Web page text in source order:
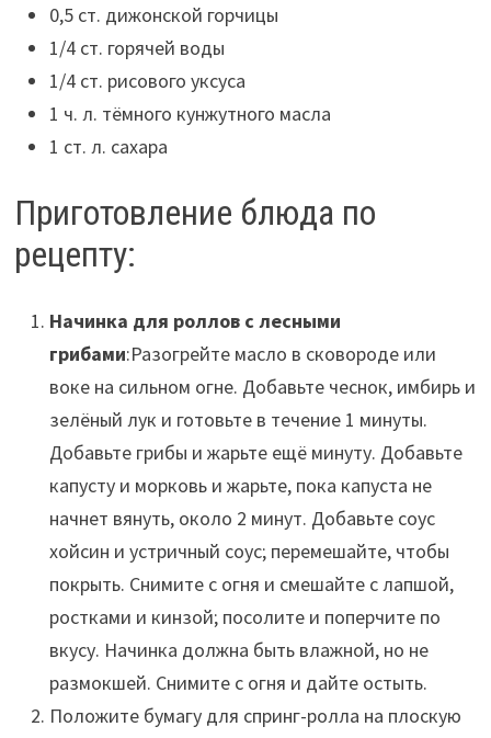
0,5 ст. дижонской горчицы
1/4 ст. горячей воды
1/4 ст. рисового уксуса
1 ч. л. тёмного кунжутного масла
1 ст. л. сахара
Приготовление блюда по
рецепту:
Начинка для роллов с лесными
грибами:Разогрейте масло в сковороде или
воке на сильном огне. Добавьте чеснок, имбирь и
зелёный лук и готовьте в течение 1 минуты.
Добавьте грибы и жарьте ещё минуту. Добавьте
капусту и морковь и жарьте, пока капуста не
начнет вянуть, около 2 минут. Добавьте соус
хойсин и устричный соус; перемешайте, чтобы
покрыть. Снимите с огня и смешайте с лапшой,
ростками и кинзой; посолите и поперчите по
вкусу. Начинка должна быть влажной, но не
размокшей. Снимите с огня и дайте остыть.
Положите бумагу для спринг-ролла на плоскую